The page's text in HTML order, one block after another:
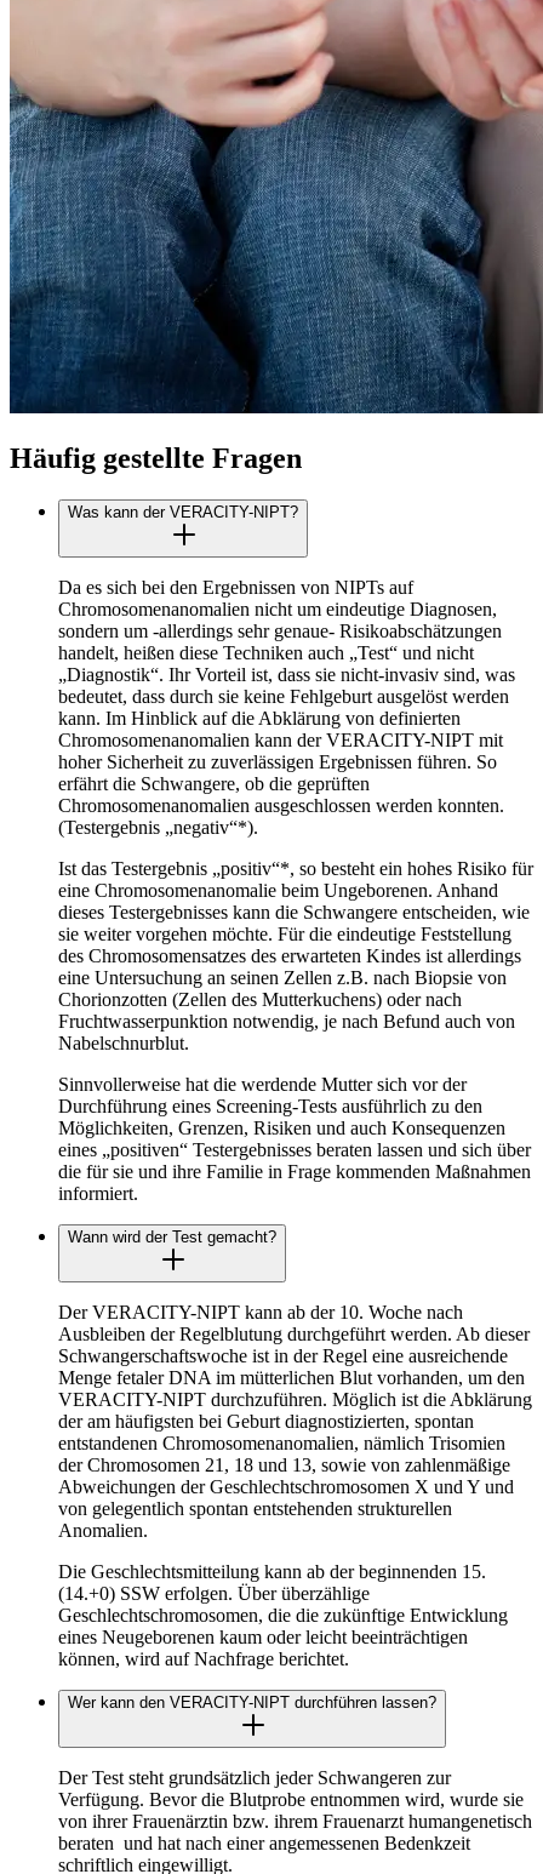
Häufig gestellte Fragen
Was kann der VERACITY-NIPT?
Da es sich bei den Ergebnissen von NIPTs auf
Chromosomenanomalien nicht um eindeutige Diagnosen,
sondern um -allerdings sehr genaue- Risikoabschätzungen
handelt, heißen diese Techniken auch „Test“ und nicht
„Diagnostik“. Ihr Vorteil ist, dass sie nicht-invasiv sind, was
bedeutet, dass durch sie keine Fehlgeburt ausgelöst werden
kann. Im Hinblick auf die Abklärung von definierten
Chromosomenanomalien kann der VERACITY-NIPT mit
hoher Sicherheit zu zuverlässigen Ergebnissen führen. So
erfährt die Schwangere, ob die geprüften
Chromosomenanomalien ausgeschlossen werden konnten.
(Testergebnis „negativ“*).
Ist das Testergebnis „positiv“*, so besteht ein hohes Risiko für
eine Chromosomenanomalie beim Ungeborenen. Anhand
dieses Testergebnisses kann die Schwangere entscheiden, wie
sie weiter vorgehen möchte. Für die eindeutige Feststellung
des Chromosomensatzes des erwarteten Kindes ist allerdings
eine Untersuchung an seinen Zellen z.B. nach Biopsie von
Chorionzotten (Zellen des Mutterkuchens) oder nach
Fruchtwasserpunktion notwendig, je nach Befund auch von
Nabelschnurblut.
Sinnvollerweise hat die werdende Mutter sich vor der
Durchführung eines Screening-Tests ausführlich zu den
Möglichkeiten, Grenzen, Risiken und auch Konsequenzen
eines „positiven“ Testergebnisses beraten lassen und sich über
die für sie und ihre Familie in Frage kommenden Maßnahmen
informiert.
Wann wird der Test gemacht?
Der VERACITY-NIPT kann ab der 10. Woche nach
Ausbleiben der Regelblutung durchgeführt werden. Ab dieser
Schwangerschaftswoche ist in der Regel eine ausreichende
Menge fetaler DNA im mütterlichen Blut vorhanden, um den
VERACITY-NIPT durchzuführen. Möglich ist die Abklärung
der am häufigsten bei Geburt diagnostizierten, spontan
entstandenen Chromosomenanomalien, nämlich Trisomien
der Chromosomen 21, 18 und 13, sowie von zahlenmäßige
Abweichungen der Geschlechtschromosomen X und Y und
von gelegentlich spontan entstehenden strukturellen
Anomalien.
Die Geschlechtsmitteilung kann ab der beginnenden 15.
(14.+0) SSW erfolgen. Über überzählige
Geschlechtschromosomen, die die zukünftige Entwicklung
eines Neugeborenen kaum oder leicht beeinträchtigen
können, wird auf Nachfrage berichtet.
Wer kann den VERACITY-NIPT durchführen lassen?
Der Test steht grundsätzlich jeder Schwangeren zur
Verfügung. Bevor die Blutprobe entnommen wird, wurde sie
von ihrer Frauenärztin bzw. ihrem Frauenarzt humangenetisch
beraten und hat nach einer angemessenen Bedenkzeit
schriftlich eingewilligt.